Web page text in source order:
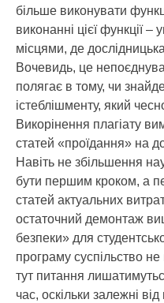
більше виконувати
виконанні цієї функції –
місцями, де
Вочевидь, це
полягає в тому, чи
істеблішменту, який
Викорінення плагіату
статей «проїдання» на
Навіть не збільшення
бути першим кроком, а
статей актуальних
остаточний демонтаж
безпеки» для
програму суспільство
тут питання
час, оскільки залежні